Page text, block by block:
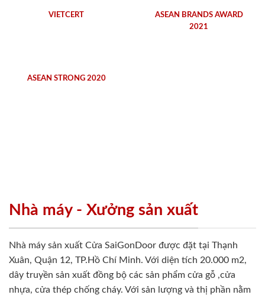
VIETCERT
ASEAN BRANDS AWARD
2021
ASEAN STRONG 2020
Nhà máy - Xưởng sản xuất
Nhà máy sản xuất Cửa SaiGonDoor được đặt tại Thạnh
Xuân, Quận 12, TP.Hồ Chí Minh. Với diện tích 20.000 m2,
dây truyền sản xuất đồng bộ các sản phẩm cửa gỗ ,cửa
nhựa, cửa thép chống cháy. Với sản lượng và thị phần nằm